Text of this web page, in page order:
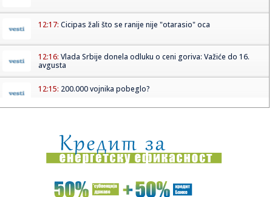
12:17: Cicipas žali što se ranije nije "otarasio" oca
12:16: Vlada Srbije donela odluku o ceni goriva: Važiće do 16.
avgusta
12:15: 200.000 vojnika pobeglo?
12:12:Stvara se novi veliki vojni savez; Potpisivanje danas
12:12:Odžaci: Ana Bekuta 14. avgusta u Odžacima